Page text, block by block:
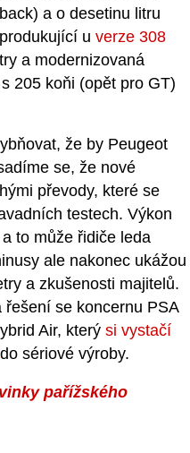
a o desetinu litru
u verze 308
a modernizovaná
205 koňi (opět pro GT)
že by Peugeot
se, že nové
převody, které se
testech. Výkon
to může řidiče leda
ale nakonec ukážou
a zkušenosti majitelů.
se koncernu PSA
Air, který si vystačí
do sériové výroby.
pařížského